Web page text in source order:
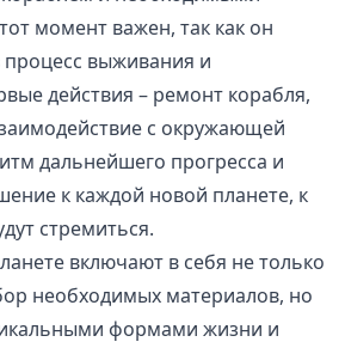
момент важен, так как он
процесс выживания и
действия – ремонт корабля,
с окружающей
дальнейшего прогресса и
к каждой новой планете, к
стремиться.
включают в себя не только
необходимых материалов, но
формами жизни и